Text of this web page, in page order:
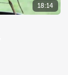
18:14